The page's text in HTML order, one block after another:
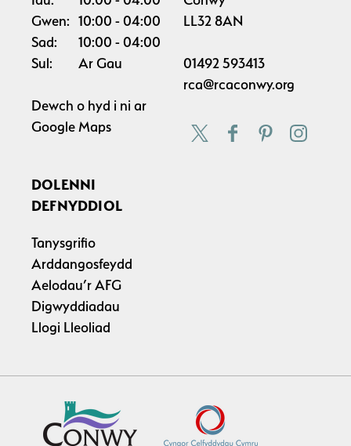
Gwen: 10:00
04:00
Sad:
10:00
04:00
Sul:
Ar Gau
Dewch o hyd i ni ar
Google Maps
LL32 8AN
01492 593413
rca@rcaconwy.org
DOLENNI
DEFNYDDIOL
Tanysgrifio
Arddangosfeydd
Aelodau’r AFG
Digwyddiadau
Llogi Lleoliad